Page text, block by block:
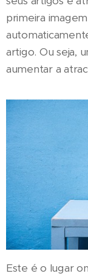
primeira
artigo. Ou seja,
aumentar a
Este é o lugar